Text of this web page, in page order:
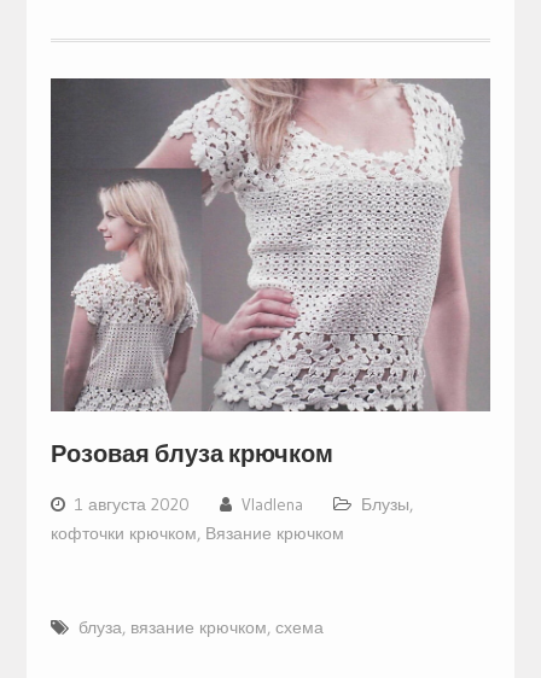
Розовая блуза крючком
1 августа 2020 Vladlena
Блузы,
кофточки крючком, Вязание крючком
блуза, вязание крючком, схема